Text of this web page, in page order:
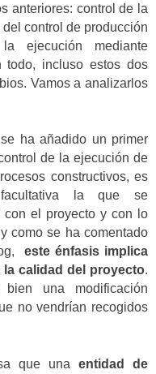
anteriores: control de la
control de producción
ejecución mediante
todo, incluso estos dos
Vamos a analizarlos
ha añadido un primer
de la ejecución de
constructivos, es
la que se
con el proyecto y con lo
como se ha comentado
este énfasis implica
calidad del proyecto.
una modificación
no vendrían recogidos
que unaentidad de